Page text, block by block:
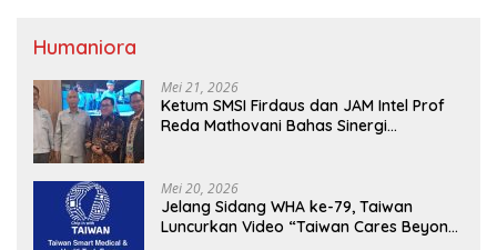
Humaniora
Mei 21, 2026
Ketum SMSI Firdaus dan JAM Intel Prof
Reda Mathovani Bahas Sinergi
MBG, Perkuat Pengawasan Program
Pemerintah
Mei 20, 2026
Jelang Sidang WHA ke-79, Taiwan
Luncurkan Video “Taiwan Cares Beyond